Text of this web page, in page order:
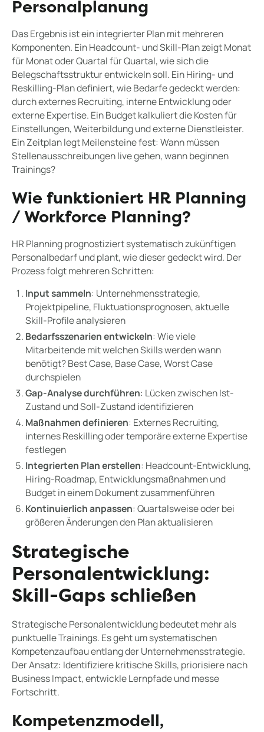
Personalplanung
Das Ergebnis ist ein integrierter Plan mit mehreren
Komponenten. Ein Headcount- und Skill-Plan zeigt Monat
für Monat oder Quartal für Quartal, wie sich die
Belegschaftsstruktur entwickeln soll. Ein Hiring- und
Reskilling-Plan definiert, wie Bedarfe gedeckt werden:
durch externes Recruiting, interne Entwicklung oder
externe Expertise. Ein Budget kalkuliert die Kosten für
Einstellungen, Weiterbildung und externe Dienstleister.
Ein Zeitplan legt Meilensteine fest: Wann müssen
Stellenausschreibungen live gehen, wann beginnen
Trainings?
Wie funktioniert HR Planning
/ Workforce Planning?
HR Planning prognostiziert systematisch zukünftigen
Personalbedarf und plant, wie dieser gedeckt wird. Der
Prozess folgt mehreren Schritten:
Input sammeln: Unternehmensstrategie,
Projektpipeline, Fluktuationsprognosen, aktuelle
Skill-Profile analysieren
Bedarfsszenarien entwickeln: Wie viele
Mitarbeitende mit welchen Skills werden wann
benötigt? Best Case, Base Case, Worst Case
durchspielen
Gap-Analyse durchführen: Lücken zwischen Ist-
Zustand und Soll-Zustand identifizieren
Maßnahmen definieren: Externes Recruiting,
internes Reskilling oder temporäre externe Expertise
festlegen
Integrierten Plan erstellen: Headcount-Entwicklung,
Hiring-Roadmap, Entwicklungsmaßnahmen und
Budget in einem Dokument zusammenführen
Kontinuierlich anpassen: Quartalsweise oder bei
größeren Änderungen den Plan aktualisieren
Strategische
Personalentwicklung:
Skill-Gaps schließen
Strategische Personalentwicklung bedeutet mehr als
punktuelle Trainings. Es geht um systematischen
Kompetenzaufbau entlang der Unternehmensstrategie.
Der Ansatz: Identifiziere kritische Skills, priorisiere nach
Business Impact, entwickle Lernpfade und messe
Fortschritt.
Kompetenzmodell,